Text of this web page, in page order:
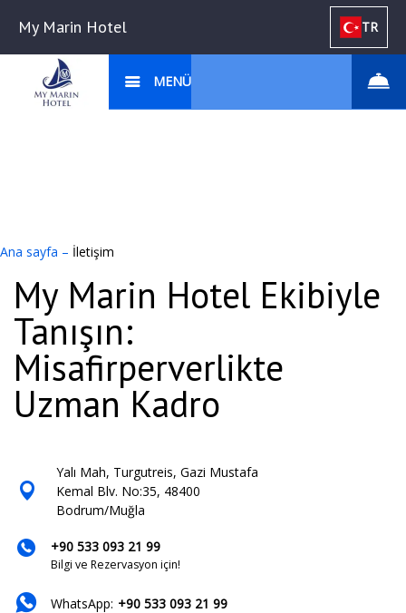
My Marin Hotel TR
MENÜ
Ana sayfa – İletişim
My Marin Hotel Ekibiyle
Tanışın:
Misafirperverlikte
Uzman Kadro
Yalı Mah, Turgutreis, Gazi Mustafa
Kemal Blv. No:35, 48400
Bodrum/Muğla
+90 533 093 21 99
Bilgi ve Rezervasyon için!
WhatsApp: +90 533 093 21 99